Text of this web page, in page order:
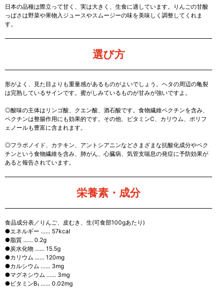
日本の品種は際立って甘く、実は大きく、生食に適しています。りんごの甘酸
っぱさは野菜や果物入ジュースやスムージーの味を美味しく調整してくれま
す。
選び方
形がよく、見た目よりも重量感があるものがよいでしょう。ヘタの周辺の亀裂
は完熟しているサインです。蜜がしみているものが甘みが強いですよ。
◎酸味の主体はリンゴ酸、クエン酸、酒石酸です。食物繊維ペクチンを含み、
ペクチンは整腸作用にも効果的です。その他、ビタミンC、カリウム、ポリフ
ェノールも豊富に含まれます。
◎フラボノイド、カテキン、アントシアニンなどさまざまな抗酸化成分やペク
チンという食物繊維を含み、肺がん、心臓病、気管支喘息の発症に予防効果が
あると報告されています。
栄養素・成分
食品成分表／りんご、皮むき、生(可食部100gあたり)
●エネルギー …… 57kcal
●脂質 …… 0.2g
●炭水化物 …… 15.5g
●カリウム …… 120mg
●カルシウム …… 3mg
●マグネシウム …… 3mg
●ビタミンB₁ …… 0.02mg